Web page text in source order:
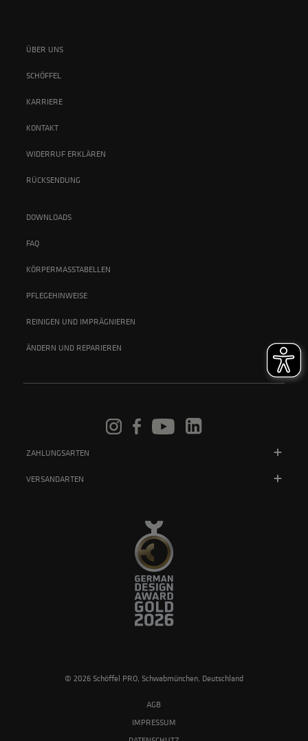
ÜBER UNS
SCHÖFFEL
KARRIERE
KONTAKT
WIDERRUF ERKLÄREN
RÜCKSENDUNG
DOWNLOADS
FAQ
KÖRPERMASSTABELLEN
PFLEGEHINWEISE
REINIGEN UND IMPRÄGNIEREN
ÄNDERN UND REPARIEREN
ZAHLUNGSARTEN
VERSANDARTEN
© 2026 Schöffel PRO, Schwabmünchen, Deutschland
AGB
IMPRESSUM